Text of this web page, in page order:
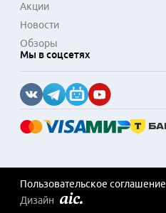
Акции
Новости
Обзоры
Мы в соцсетях
Пользовательское соглашение
Дизайн